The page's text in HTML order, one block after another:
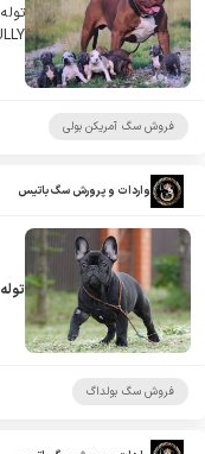
فروش سگ آمریکن بولی
واردات و پرورش سگ باتیس
فروش سگ بولداگ